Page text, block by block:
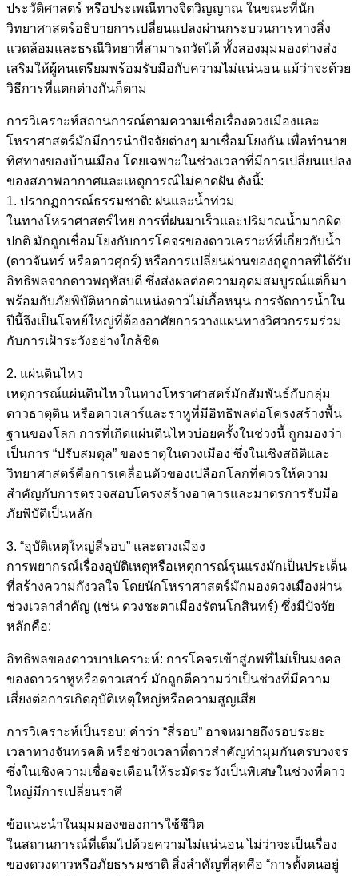
ประวัติศาสตร์ หรือประเพณีทางจิตวิญญาณ ในขณะที่นัก
วิทยาศาสตร์อธิบายการเปลี่ยนแปลงผ่านกระบวนการทางสิ่ง
แวดล้อมและธรณีวิทยาที่สามารถวัดได้ ทั้งสองมุมมองต่างส่ง
เสริมให้ผู้คนเตรียมพร้อมรับมือกับความไม่แน่นอน แม้ว่าจะด้วย
วิธีการที่แตกต่างกันก็ตาม
การวิเคราะห์สถานการณ์ตามความเชื่อเรื่องดวงเมืองและ
โหราศาสตร์มักมีการนำปัจจัยต่างๆ มาเชื่อมโยงกัน เพื่อทำนาย
ทิศทางของบ้านเมือง โดยเฉพาะในช่วงเวลาที่มีการเปลี่ยนแปลง
ของสภาพอากาศและเหตุการณ์ไม่คาดฝัน ดังนี้:
1. ปรากฏการณ์ธรรมชาติ: ฝนและน้ำท่วม
ในทางโหราศาสตร์ไทย การที่ฝนมาเร็วและปริมาณน้ำมากผิด
ปกติ มักถูกเชื่อมโยงกับการโคจรของดาวเคราะห์ที่เกี่ยวกับน้ำ
(ดาวจันทร์ หรือดาวศุกร์) หรือการเปลี่ยนผ่านของฤดูกาลที่ได้รับ
อิทธิพลจากดาวพฤหัสบดี ซึ่งส่งผลต่อความอุดมสมบูรณ์แต่ก็มา
พร้อมกับภัยพิบัติหากตำแหน่งดาวไม่เกื้อหนุน การจัดการน้ำใน
ปีนี้จึงเป็นโจทย์ใหญ่ที่ต้องอาศัยการวางแผนทางวิศวกรรมร่วม
กับการเฝ้าระวังอย่างใกล้ชิด
2. แผ่นดินไหว
เหตุการณ์แผ่นดินไหวในทางโหราศาสตร์มักสัมพันธ์กับกลุ่ม
ดาวธาตุดิน หรือดาวเสาร์และราหูที่มีอิทธิพลต่อโครงสร้างพื้น
ฐานของโลก การที่เกิดแผ่นดินไหวบ่อยครั้งในช่วงนี้ ถูกมองว่า
เป็นการ “ปรับสมดุล” ของธาตุในดวงเมือง ซึ่งในเชิงสถิติและ
วิทยาศาสตร์คือการเคลื่อนตัวของเปลือกโลกที่ควรให้ความ
สำคัญกับการตรวจสอบโครงสร้างอาคารและมาตรการรับมือ
ภัยพิบัติเป็นหลัก
3. “อุบัติเหตุใหญ่สี่รอบ” และดวงเมือง
การพยากรณ์เรื่องอุบัติเหตุหรือเหตุการณ์รุนแรงมักเป็นประเด็น
ที่สร้างความกังวลใจ โดยนักโหราศาสตร์มักมองดวงเมืองผ่าน
ช่วงเวลาสำคัญ (เช่น ดวงชะตาเมืองรัตนโกสินทร์) ซึ่งมีปัจจัย
หลักคือ:
อิทธิพลของดาวบาปเคราะห์: การโคจรเข้าสู่ภพที่ไม่เป็นมงคล
ของดาวราหูหรือดาวเสาร์ มักถูกตีความว่าเป็นช่วงที่มีความ
เสี่ยงต่อการเกิดอุบัติเหตุใหญ่หรือความสูญเสีย
การวิเคราะห์เป็นรอบ: คำว่า “สี่รอบ” อาจหมายถึงรอบระยะ
เวลาทางจันทรคติ หรือช่วงเวลาที่ดาวสำคัญทำมุมกันครบวงจร
ซึ่งในเชิงความเชื่อจะเตือนให้ระมัดระวังเป็นพิเศษในช่วงที่ดาว
ใหญ่มีการเปลี่ยนราศี
ข้อแนะนำในมุมมองของการใช้ชีวิต
ในสถานการณ์ที่เต็มไปด้วยความไม่แน่นอน ไม่ว่าจะเป็นเรื่อง
ของดวงดาวหรือภัยธรรมชาติ สิ่งสำคัญที่สุดคือ “การตั้งตนอยู่